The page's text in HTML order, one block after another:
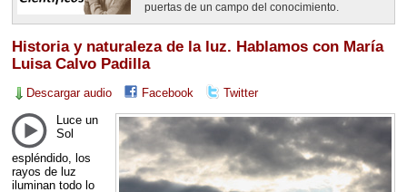
puertas de un campo del conocimiento.
Historia y naturaleza de la luz. Hablamos con María
Luisa Calvo Padilla
Descargar audio Facebook Twitter
Luce un
Sol
espléndido, los
rayos de luz
iluminan todo lo